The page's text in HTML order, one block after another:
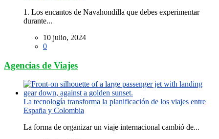
1. Los encantos de Navahondilla que debes experimentar
durante...
10 julio, 2024
0
Agencias de Viajes
La tecnología transforma la planificación de los viajes entre
España y Colombia
La forma de organizar un viaje internacional cambió de...